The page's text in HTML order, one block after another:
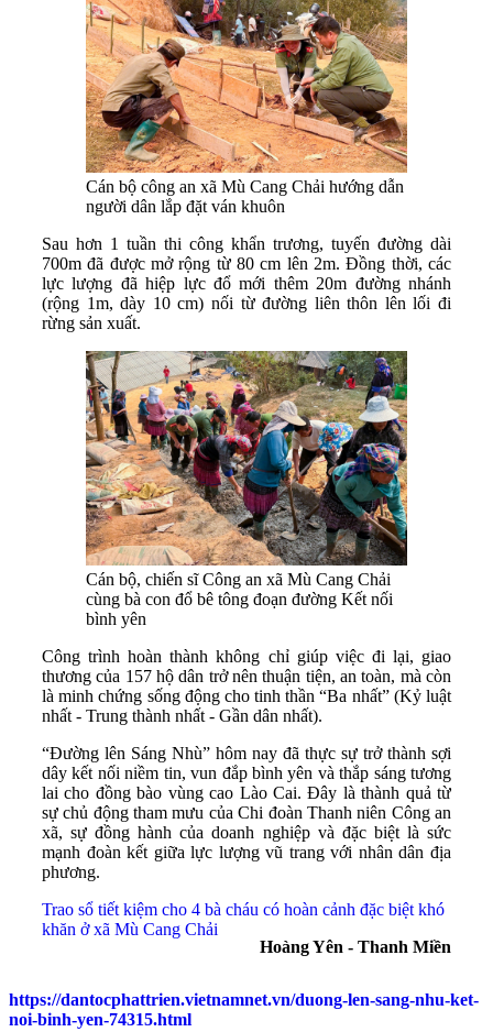
Cán bộ công an xã Mù Cang Chải hướng dẫn
người dân lắp đặt ván khuôn
Sau hơn 1 tuần thi công khẩn trương, tuyến đường dài
700m đã được mở rộng từ 80 cm lên 2m. Đồng thời, các
lực lượng đã hiệp lực đổ mới thêm 20m đường nhánh
(rộng 1m, dày 10 cm) nối từ đường liên thôn lên lối đi
rừng sản xuất.
Cán bộ, chiến sĩ Công an xã Mù Cang Chải
cùng bà con đổ bê tông đoạn đường Kết nối
bình yên
Công trình hoàn thành không chỉ giúp việc đi lại, giao
thương của 157 hộ dân trở nên thuận tiện, an toàn, mà còn
là minh chứng sống động cho tinh thần “Ba nhất” (Kỷ luật
nhất - Trung thành nhất - Gần dân nhất).
“Đường lên Sáng Nhù” hôm nay đã thực sự trở thành sợi
dây kết nối niềm tin, vun đắp bình yên và thắp sáng tương
lai cho đồng bào vùng cao Lào Cai. Đây là thành quả từ
sự chủ động tham mưu của Chi đoàn Thanh niên Công an
xã, sự đồng hành của doanh nghiệp và đặc biệt là sức
mạnh đoàn kết giữa lực lượng vũ trang với nhân dân địa
phương.
Trao sổ tiết kiệm cho 4 bà cháu có hoàn cảnh đặc biệt khó
khăn ở xã Mù Cang Chải
Hoàng Yên - Thanh Miền
https://dantocphattrien.vietnamnet.vn/duong-len-sang-nhu-ket-
noi-binh-yen-74315.html